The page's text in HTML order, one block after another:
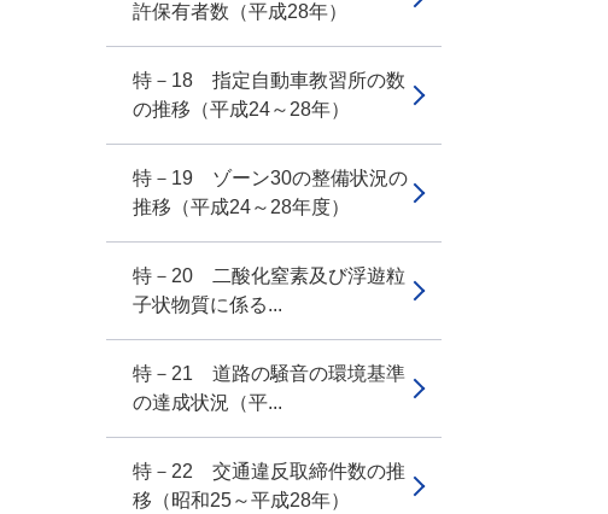
許保有者数（平成28年）
特－18 指定自動車教習所の数
の推移（平成24～28年）
特－19 ゾーン30の整備状況の
推移（平成24～28年度）
特－20 二酸化窒素及び浮遊粒
子状物質に係る...
特－21 道路の騒音の環境基準
の達成状況（平...
特－22 交通違反取締件数の推
移（昭和25～平成28年）